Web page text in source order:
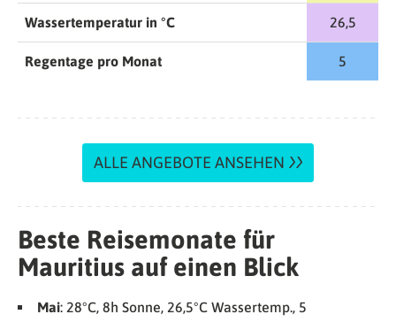
Wassertemperatur in °C 26,5
Regentage pro Monat 5
ALLE ANGEBOTE ANSEHEN
Beste Reisemonate für
Mauritius auf einen Blick
Mai: 28°C, 8h Sonne, 26,5°C Wassertemp., 5